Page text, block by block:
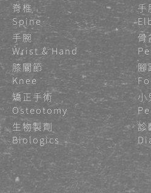
脊椎
Spine
手
手腕
Wrist & Hand
骨
膝關節
Knee
腳
矯正手術
Osteotomy
小
生物製劑
Biologics
診